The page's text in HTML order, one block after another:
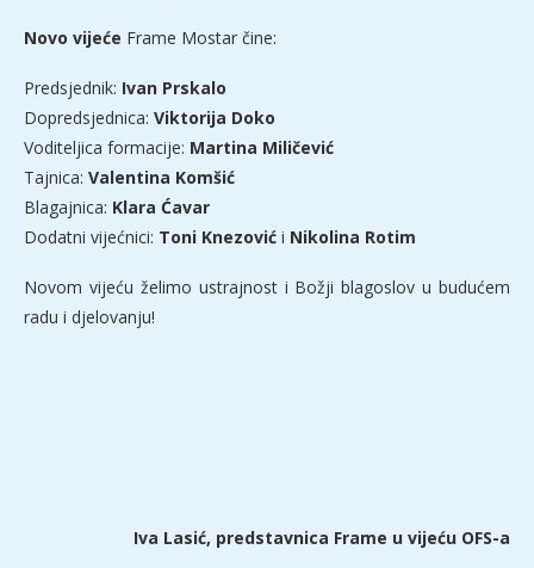
Novo vijeće Frame Mostar čine:
Predsjednik: Ivan Prskalo
Dopredsjednica: Viktorija Doko
Voditeljica formacije: Martina Miličević
Tajnica: Valentina Komšić
Blagajnica: Klara Ćavar
Dodatni vijećnici: Toni Knezović i Nikolina Rotim
Novom vijeću želimo ustrajnost i Božji blagoslov u budućem
radu i djelovanju!
Iva Lasić, predstavnica Frame u vijeću OFS-a